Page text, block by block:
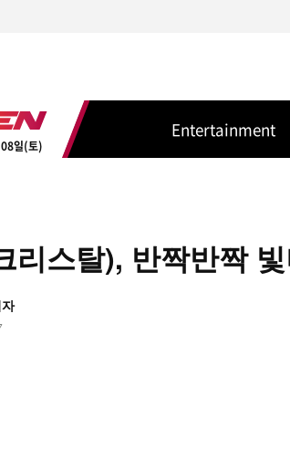
일(토)
Entertainment
리스탈), 반짝반짝